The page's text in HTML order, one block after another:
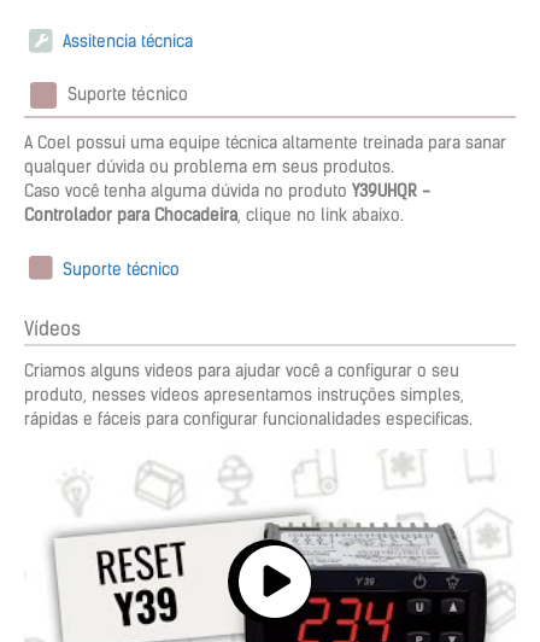
Assitencia técnica
Suporte técnico
A Coel possui uma equipe técnica altamente treinada para sanar
qualquer dúvida ou problema em seus produtos.
Caso você tenha alguma dúvida no produto Y39UHQR -
Controlador para Chocadeira, clique no link abaixo.
Suporte técnico
Vídeos
Criamos alguns videos para ajudar você a configurar o seu
produto, nesses vídeos apresentamos instruções simples,
rápidas e fáceis para configurar funcionalidades especificas.